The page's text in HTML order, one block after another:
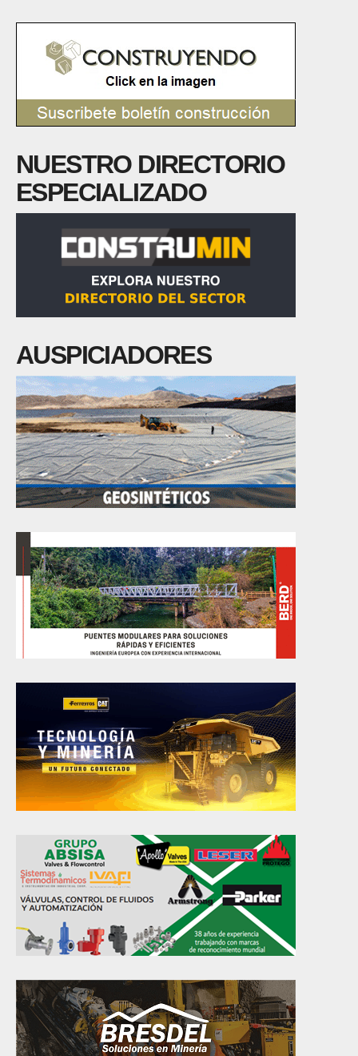
NUESTRO DIRECTORIO
ESPECIALIZADO
AUSPICIADORES